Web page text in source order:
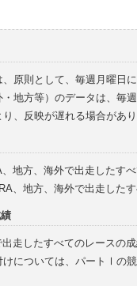
原則として、毎週月曜日
地方等）のデータは、毎
、反映が遅れる場合があ
、地方、海外で出走したす
、地方、海外で出走した
走したすべてのレースの
けについては、パートⅠの